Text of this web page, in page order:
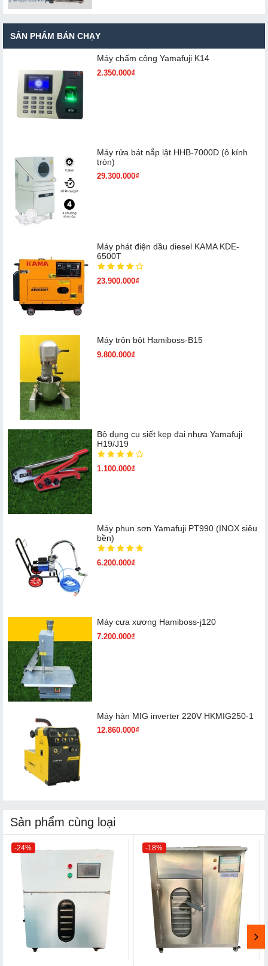
SẢN PHẨM BÁN CHẠY
Máy chấm cô​ng Yamafuji K14
2.350.000₫
Máy rửa bát nắp lật HHB-7000D (ô kính
tròn)
29.300.000₫
Máy phát điện dầu diesel KAMA KDE-
6500T
23.900.000₫
Máy trộn bột Hamiboss-B15
9.800.000₫
Bộ dụng cụ siết kẹp đai nhựa Yamafuji
H19/J19
1.100.000₫
Máy phun sơn Yamafuji PT990 (INOX siêu
bền)
6.200.000₫
Máy cưa xương Hamiboss-j120
7.200.000₫
Máy hàn MIG inverter 220V HKMIG250-1
12.860.000₫
Sản phẩm cùng loại
-24% -18%